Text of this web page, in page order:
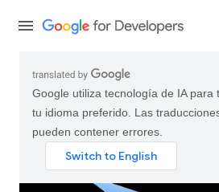
Google utiliza tecnología de IA para
tu idioma preferido. Las
pueden contener errores.